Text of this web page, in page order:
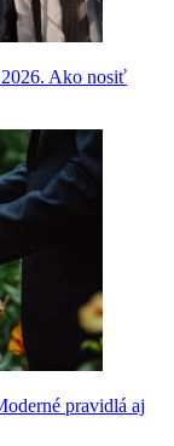
Ako nosiť
pravidlá aj